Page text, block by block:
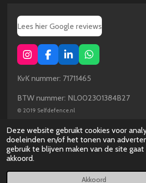
Deze website gebruikt cookies voor
doeleinden en/of het tonen van
gebruik te blijven maken van de site gaat
akkoord.
Akkoord
Lees hier Google reviews
I
n
s
a
r
m
F
a
c
b
o
L
i
n
e
I
W
h
a
s
KvK nummer: 71711465
BTW nummer: NL002301384B27
© 2019 Selfdefence.nl